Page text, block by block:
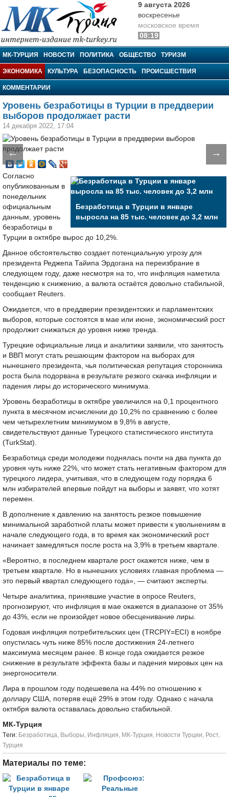
МК-Турция
9 августа 2026
воскресенье
московское время
08:19
МК-ТУРЦИЯ НОВОСТИ ПОЛИТИКА ОБЩЕСТВО ТУРИЗМ
ЭКОНОМИКА КУЛЬТУРА БЕЗОПАСНОСТЬ ПРОИСШЕСТВИЯ
КОММЕНТАРИИ
Уровень безработицы в Турции в преддверии
выборов продолжает расти
14 декабря 2022, 17:04
← →
Безработица в Турции в январе
выросла на 85 тыс. человек до 3,2 млн
Согласно
опубликованным в
понедельник
официальным
данным, уровень
безработицы в
Турции в октябре вырос до 10,2%.
Данное обстоятельство создает потенциальную угрозу для
президента Реджепа Тайипа Эрдогана на переизбрание в
следующем году, даже несмотря на то, что инфляция наметила
тенденцию к снижению, а валюта остаётся довольно стабильной,
сообщает Reuters.
Ожидается, что в преддверии президентских и парламентских
выборов, которые состоятся в мае или июне, экономический рост
продолжит снижаться до уровня ниже тренда.
Турецкие официальные лица и аналитики заявили, что занятость
и ВВП могут стать решающим фактором на выборах для
нынешнего президента, чья политическая репутация сторонника
роста была подорвана в результате резкого скачка инфляции и
падения лиры до исторического минимума.
Уровень безработицы в октябре увеличился на 0,1 процентного
пункта в месячном исчислении до 10,2% по сравнению с более
чем четырехлетним минимумом в 9,8% в августе,
свидетельствуют данные Турецкого статистического института
(TurkStat).
Безработица среди молодежи поднялась почти на два пункта до
уровня чуть ниже 22%, что может стать негативным фактором для
турецкого лидера, учитывая, что в следующем году порядка 6
млн избирателей впервые пойдут на выборы и заявят, что хотят
перемен.
В дополнение к давлению на занятость резкое повышение
минимальной заработной платы может привести к увольнениям в
начале следующего года, в то время как экономический рост
начинает замедляться после роста на 3,9% в третьем квартале.
«Вероятно, в последнем квартале рост окажется ниже, чем в
третьем квартале. Но в нынешних условиях главная проблема —
это первый квартал следующего года», — считают эксперты.
Четыре аналитика, принявшие участие в опросе Reuters,
прогнозируют, что инфляция в мае окажется в диапазоне от 35%
до 43%, если не произойдет новое обесценивание лиры.
Годовая инфляция потребительских цен (TRCPIY=ECI) в ноябре
опустилась чуть ниже 85% после достижения 24-летнего
максимума месяцем ранее. В конце года ожидается резкое
снижение в результате эффекта базы и падения мировых цен на
энергоносители.
Лира в прошлом году подешевела на 44% по отношению к
доллару США, потеряв ещё 29% в этом году. Однако с начала
октября валюта оставалась довольно стабильной.
МК-Турция
Tеги: Безработица, Выборы, Инфляция, МК-Турция, Новости Турции, Рост,
Турция
Материалы по теме: